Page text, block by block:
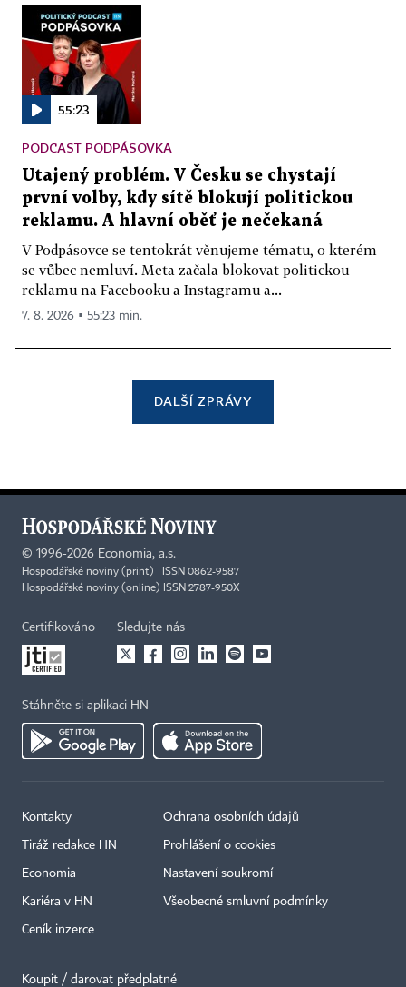
55:23
PODCAST PODPÁSOVKA
Utajený problém. V Česku se chystají
první volby, kdy sítě blokují politickou
reklamu. A hlavní oběť je nečekaná
V Podpásovce se tentokrát věnujeme tématu, o kterém
se vůbec nemluví. Meta začala blokovat politickou
reklamu na Facebooku a Instagramu a...
7. 8. 2026 ▪ 55:23 min.
DALŠÍ ZPRÁVY
© 1996-2026 Economia, a.s.
Hospodářské noviny (print) ISSN 0862-9587
Hospodářské noviny (online) ISSN 2787-950X
Certifikováno Sledujte nás
Stáhněte si aplikaci HN
Kontakty
Tiráž redakce HN
Economia
Kariéra v HN
Ceník inzerce
Ochrana osobních údajů
Prohlášení o cookies
Nastavení soukromí
Všeobecné smluvní podmínky
Koupit / darovat předplatné